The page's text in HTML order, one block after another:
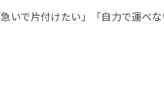
いで片付けたい」「自力で運べ